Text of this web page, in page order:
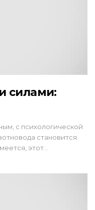
силами:
с психологической
становится
этот…